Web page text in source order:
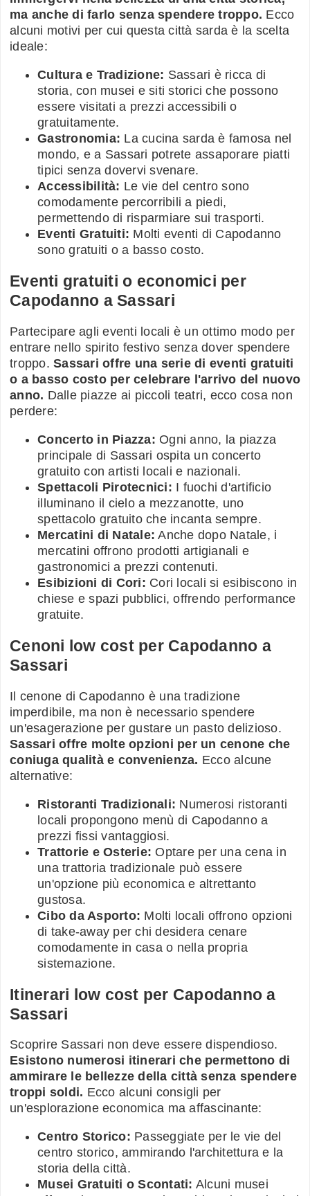
ma anche di farlo senza spendere troppo. Ecco
alcuni motivi per cui questa città sarda è la scelta
ideale:
Cultura e Tradizione: Sassari è ricca di
storia, con musei e siti storici che possono
essere visitati a prezzi accessibili o
gratuitamente.
Gastronomia: La cucina sarda è famosa nel
mondo, e a Sassari potrete assaporare piatti
tipici senza dovervi svenare.
Accessibilità: Le vie del centro sono
comodamente percorribili a piedi,
permettendo di risparmiare sui trasporti.
Eventi Gratuiti: Molti eventi di Capodanno
sono gratuiti o a basso costo.
Eventi gratuiti o economici per
Capodanno a Sassari
Partecipare agli eventi locali è un ottimo modo per
entrare nello spirito festivo senza dover spendere
troppo. Sassari offre una serie di eventi gratuiti
o a basso costo per celebrare l'arrivo del nuovo
anno. Dalle piazze ai piccoli teatri, ecco cosa non
perdere:
Concerto in Piazza: Ogni anno, la piazza
principale di Sassari ospita un concerto
gratuito con artisti locali e nazionali.
Spettacoli Pirotecnici: I fuochi d'artificio
illuminano il cielo a mezzanotte, uno
spettacolo gratuito che incanta sempre.
Mercatini di Natale: Anche dopo Natale, i
mercatini offrono prodotti artigianali e
gastronomici a prezzi contenuti.
Esibizioni di Cori: Cori locali si esibiscono in
chiese e spazi pubblici, offrendo performance
gratuite.
Cenoni low cost per Capodanno a
Sassari
Il cenone di Capodanno è una tradizione
imperdibile, ma non è necessario spendere
un'esagerazione per gustare un pasto delizioso.
Sassari offre molte opzioni per un cenone che
coniuga qualità e convenienza. Ecco alcune
alternative:
Ristoranti Tradizionali: Numerosi ristoranti
locali propongono menù di Capodanno a
prezzi fissi vantaggiosi.
Trattorie e Osterie: Optare per una cena in
una trattoria tradizionale può essere
un'opzione più economica e altrettanto
gustosa.
Cibo da Asporto: Molti locali offrono opzioni
di take-away per chi desidera cenare
comodamente in casa o nella propria
sistemazione.
Itinerari low cost per Capodanno a
Sassari
Scoprire Sassari non deve essere dispendioso.
Esistono numerosi itinerari che permettono di
ammirare le bellezze della città senza spendere
troppi soldi. Ecco alcuni consigli per
un'esplorazione economica ma affascinante:
Centro Storico: Passeggiate per le vie del
centro storico, ammirando l'architettura e la
storia della città.
Musei Gratuiti o Scontati: Alcuni musei